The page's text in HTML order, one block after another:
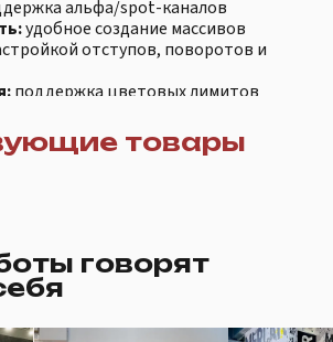
говорят
услуги печати